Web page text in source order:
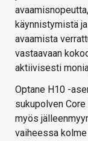
käynnistymistä
avaamista
vastaavaan
aktiivisesti
Optane H10 -
sukupolven
myös
vaiheessa